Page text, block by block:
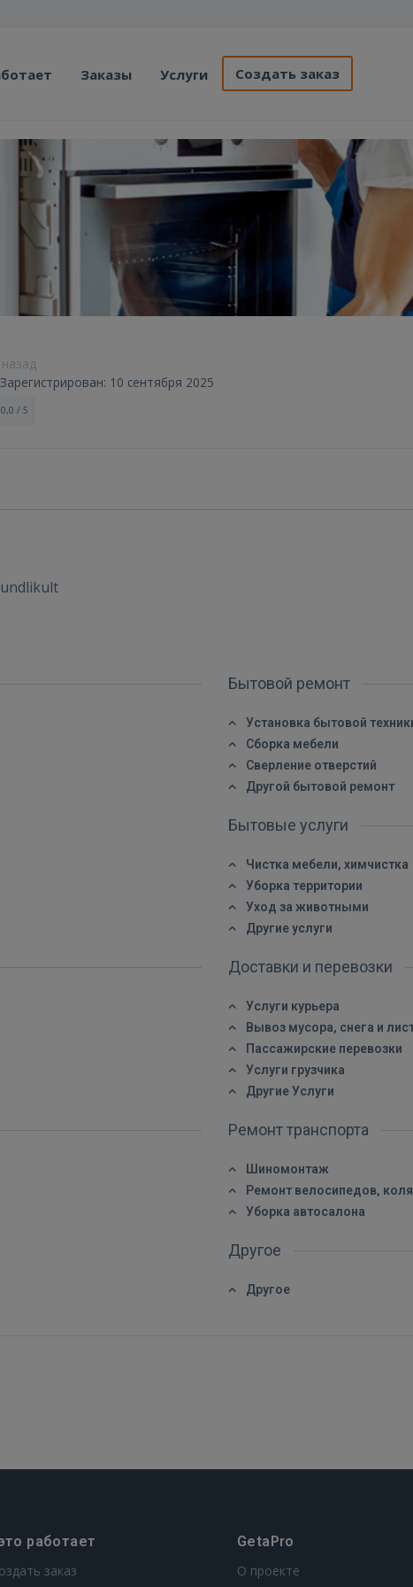
Заказы Услуги Создать заказ
Забыли пароль? Запомнить?
FACEBOOK
GOOGLE
 Sign in with Apple
Ещё не зарегистрированы?
10 сентября 2025
0,0 / 5
Бытовой ремонт
Установка бытовой
Сборка мебели
Сверление отверстий
Другой бытовой ремонт
Бытовые услуги
Чистка мебели, химчистка
Уборка территории
Уход за животными
Другие услуги
Доставки и перевозки
Услуги курьера
Вывоз мусора, снега и
Пассажирские перевозки
Услуги грузчика
Другие Услуги
Ремонт транспорта
Шиномонтаж
Ремонт велосипедов,
Уборка автосалона
Другое
Другое
работает
заказ
GetaPro
О проекте